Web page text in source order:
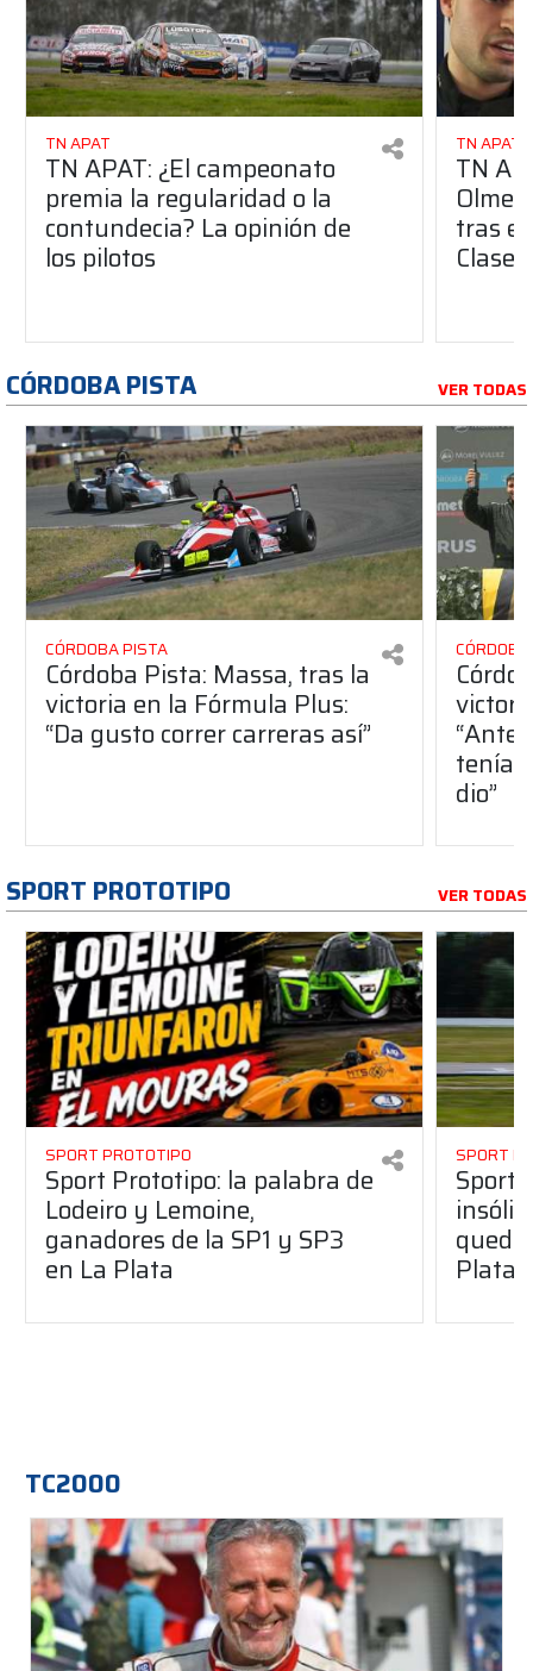
TN APAT
TN APAT: ¿El campeonato
premia la regularidad o la
contundecia? La opinión de
los pilotos
TN APAT
TN
tras
Clase
CÓRDOBA PISTA VER TODAS
CÓRDOBA PISTA
Córdoba Pista: Massa, tras la
victoria en la Fórmula Plus:
“Da gusto correr carreras así”
dio”
SPORT PROTOTIPO VER TODAS
SPORT PROTOTIPO
Sport Prototipo: la palabra de
Lodeiro y Lemoine,
ganadores de la SP1 y SP3
en La Plata
SPORT
Sport
Plata
TC2000